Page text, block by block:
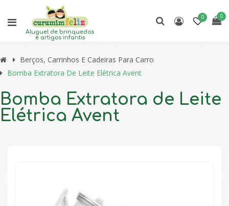
Aluguel de brinquedos
e artigos infantis
0 0
Berços, Carrinhos E Cadeiras Para Carro
Bomba Extratora De Leite Elétrica Avent
Bomba Extratora de Leite
Elétrica Avent